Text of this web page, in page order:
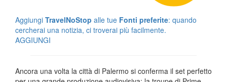
Aggiungi TravelNoStop alle tue Fonti preferite: quando
cercherai una notizia, ci troverai più facilmente.
AGGIUNGI
Ancora una volta la città di Palermo si conferma il set perfetto